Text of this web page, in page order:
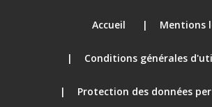
Accueil Mentions
Conditions générales
Protection des données